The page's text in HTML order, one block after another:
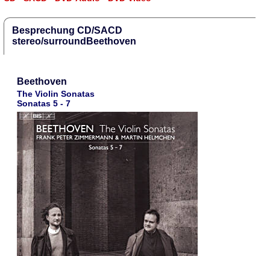
Besprechung CD/SACD
stereo/surroundBeethoven
Beethoven
The Violin Sonatas
Sonatas 5 - 7